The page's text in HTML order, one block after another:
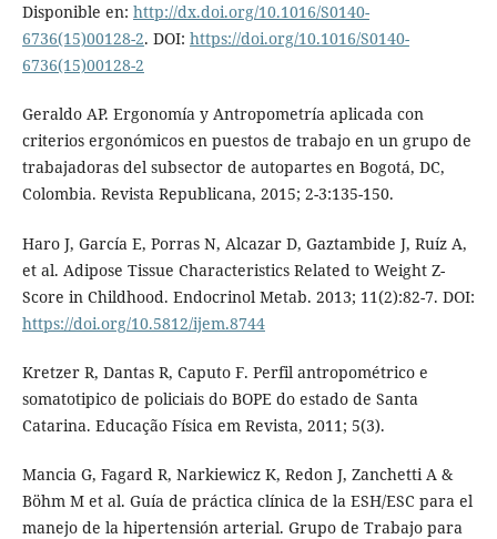
Disponible en: http://dx.doi.org/10.1016/S0140-
6736(15)00128-2. DOI: https://doi.org/10.1016/S0140-
6736(15)00128-2
Geraldo AP. Ergonomía y Antropometría aplicada con
criterios ergonómicos en puestos de trabajo en un grupo de
trabajadoras del subsector de autopartes en Bogotá, DC,
Colombia. Revista Republicana, 2015; 2-3:135-150.
Haro J, García E, Porras N, Alcazar D, Gaztambide J, Ruíz A,
et al. Adipose Tissue Characteristics Related to Weight Z-
Score in Childhood. Endocrinol Metab. 2013; 11(2):82-7. DOI:
https://doi.org/10.5812/ijem.8744
Kretzer R, Dantas R, Caputo F. Perfil antropométrico e
somatotipico de policiais do BOPE do estado de Santa
Catarina. Educação Física em Revista, 2011; 5(3).
Mancia G, Fagard R, Narkiewicz K, Redon J, Zanchetti A &
Böhm M et al. Guía de práctica clínica de la ESH/ESC para el
manejo de la hipertensión arterial. Grupo de Trabajo para